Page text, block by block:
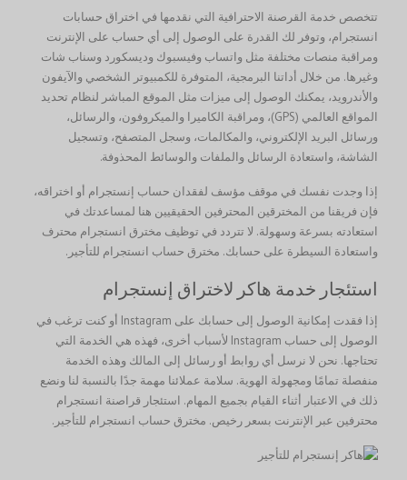
تتخصص خدمة القرصنة الاحترافية التي نقدمها في اختراق حسابات
انستجرام، وتوفر لك القدرة على الوصول إلى أي حساب على الإنترنت
ومراقبة منصات مختلفة مثل واتساب وفيسبوك وديسكورد وسناب شات
وغيرها. من خلال أداتنا البرمجية، المتوفرة للكمبيوتر الشخصي والآيفون
والأندرويد، يمكنك الوصول إلى ميزات مثل الموقع المباشر لنظام تحديد
المواقع العالمي (GPS)، ومراقبة الكاميرا والميكروفون، والرسائل،
ورسائل البريد الإلكتروني، والمكالمات، وسجل المتصفح، وتسجيل
الشاشة، واستعادة الرسائل والملفات والوسائط المحذوفة.
إذا وجدت نفسك في موقف مؤسف لفقدان حساب إنستجرام أو اختراقه،
فإن فريقنا من المخترقين المحترفين الحقيقيين هنا لمساعدتك في
استعادته بسرعة وسهولة. لا تتردد في توظيف مخترق انستجرام محترف
واستعادة السيطرة على حسابك. مخترق حساب انستجرام للتأجير.
استئجار خدمة هاكر لاختراق إنستجرام
إذا فقدت إمكانية الوصول إلى حسابك على Instagram أو كنت ترغب في
الوصول إلى حساب Instagram لأسباب أخرى، فهذه هي الخدمة التي
تحتاجها. نحن لا نرسل أي روابط أو رسائل إلى المالك وهذه الخدمة
منفصلة تمامًا ومجهولة الهوية. سلامة عملائنا مهمة جدًا بالنسبة لنا ونضع
ذلك في الاعتبار أثناء القيام بجميع المهام. استئجار قراصنة انستجرام
محترفين عبر الإنترنت بسعر رخيص. مخترق حساب انستجرام للتأجير.